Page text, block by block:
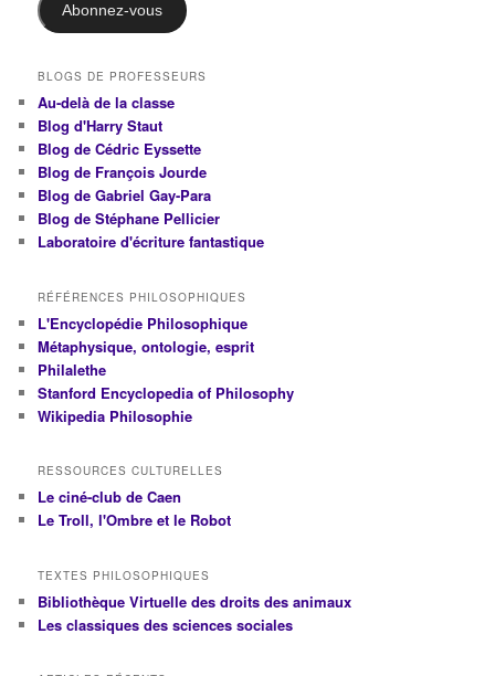
Abonnez-vous
BLOGS DE PROFESSEURS
Au-delà de la classe
Blog d'Harry Staut
Blog de Cédric Eyssette
Blog de François Jourde
Blog de Gabriel Gay-Para
Blog de Stéphane Pellicier
Laboratoire d'écriture fantastique
RÉFÉRENCES PHILOSOPHIQUES
L'Encyclopédie Philosophique
Métaphysique, ontologie, esprit
Philalethe
Stanford Encyclopedia of Philosophy
Wikipedia Philosophie
RESSOURCES CULTURELLES
Le ciné-club de Caen
Le Troll, l'Ombre et le Robot
TEXTES PHILOSOPHIQUES
Bibliothèque Virtuelle des droits des animaux
Les classiques des sciences sociales